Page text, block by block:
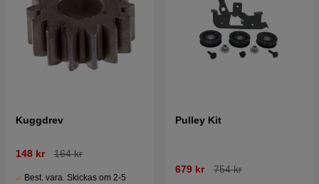
Kuggdrev
148 kr 164 kr
Best. vara. Skickas om 2-5
Pulley Kit
679 kr 754 kr